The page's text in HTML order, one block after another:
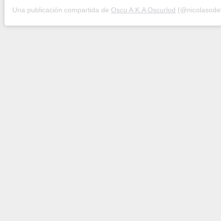
Una publicación compartida de Oscu A.K.A Oscurlod